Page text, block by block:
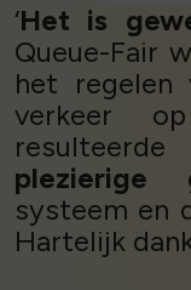
‘Het is
Queue-Fair
het regelen
verkeer
plezierige
systeem en
Hartelijk